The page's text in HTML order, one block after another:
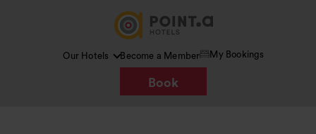
Our Hotels Become a Member My Bookings
Book